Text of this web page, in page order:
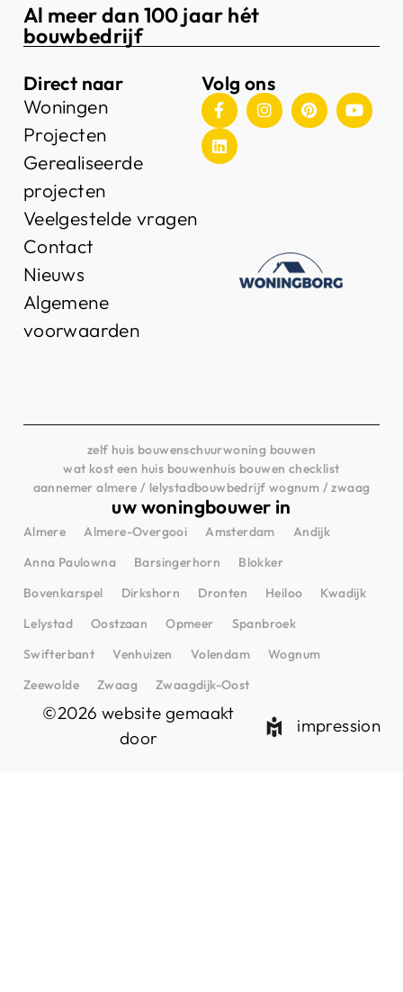
Al meer dan 100 jaar hét
bouwbedrijf
Direct naar
Woningen
Projecten
Gerealiseerde
projecten
Veelgestelde vragen
Contact
Nieuws
Algemene
voorwaarden
Volg ons
zelf huis bouwenschuurwoning bouwen
wat kost een huis bouwenhuis bouwen checklist
aannemer almere / lelystadbouwbedrijf wognum / zwaag
uw woningbouwer in
Almere Almere-Overgooi Amsterdam
Andijk
Anna Paulowna
Barsingerhorn
Blokker
Bovenkarspel
Dirkshorn Dronten Heiloo
Kwadijk
Lelystad
Oostzaan Opmeer
Spanbroek
Swifterbant
Venhuizen Volendam
Wognum
Zeewolde
Zwaag Zwaagdijk-Oost
©2026 website gemaakt
door
impression